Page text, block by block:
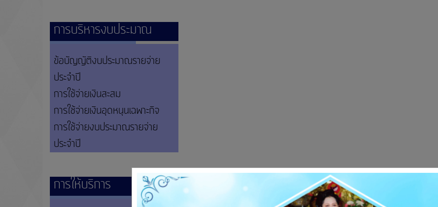
การบริหารงบประมาณ
ข้อบัญญัติงบประมาณรายจ่าย
ประจำปี
การใช้จ่ายเงินสะสม
การใช้จ่ายเงินอุดหนุนเฉพาะกิจ
การใช้จ่ายงบประมาณรายจ่าย
ประจำปี
การให้บริการ